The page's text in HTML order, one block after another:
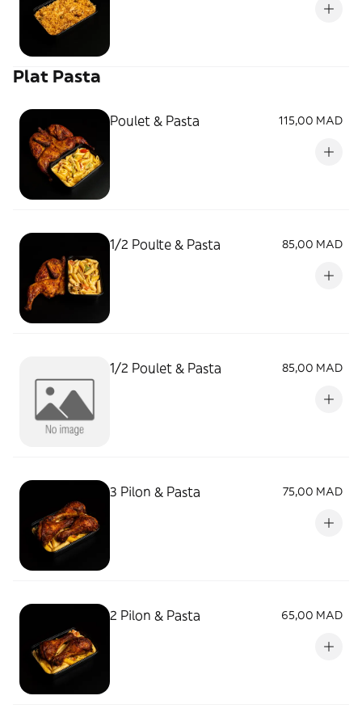
Plat Pasta
Poulet & Pasta 115,00 MAD
1/2 Poulte & Pasta 85,00 MAD
1/2 Poulet & Pasta 85,00 MAD
3 Pilon & Pasta 75,00 MAD
2 Pilon & Pasta 65,00 MAD